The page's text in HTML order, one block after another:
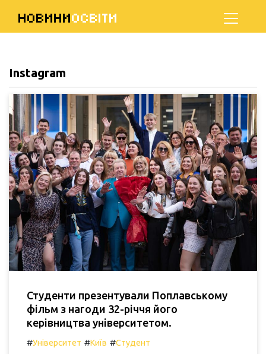
НОВИНИОСВІТИ
Instagram
Студенти презентували Поплавському
фільм з нагоди 32-річчя його
керівництва університетом.
#Університет #Київ #Студент